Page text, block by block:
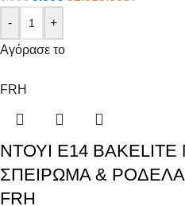
-
+
Αγόρασε το
FRH
ΝΤΟΥΙ E14
ΣΠΕΙΡΩΜΑ & ΡΟΔΕΛΑ
FRH